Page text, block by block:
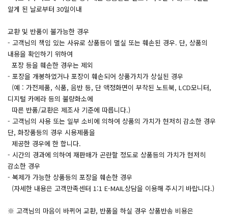
알게 된 날로부터 30일이내
교환 및 반품이 불가능한 경우
- 고객님의 책임 있는 사유로 상품등이 멸실 또는 훼손된 경우. 단, 상품의
내용을 확인하기 위하여
포장 등을 훼손한 경우는 제외
- 포장을 개봉하였거나 포장이 훼손되어 상품가치가 상실된 경우
(예 : 가전제품, 식품, 음반 등, 단 액정화면이 부착된 노트북, LCD모니터,
디지털 카메라 등의 불량화소에
따른 반품/교환은 제조사 기준에 따릅니다.)
- 고객님의 사용 또는 일부 소비에 의하여 상품의 가치가 현저히 감소한 경우
단, 화장품등의 경우 시용제품을
제공한 경우에 한 합니다.
- 시간의 경과에 의하여 재판매가 곤란할 정도로 상품등의 가치가 현저히
감소한 경우
- 복제가 가능한 상품등의 포장을 훼손한 경우
(자세한 내용은 고객만족센터 1:1 E-MAIL상담을 이용해 주시기 바랍니다.)
※ 고객님의 마음이 바뀌어 교환, 반품을 하실 경우 상품반송 비용은